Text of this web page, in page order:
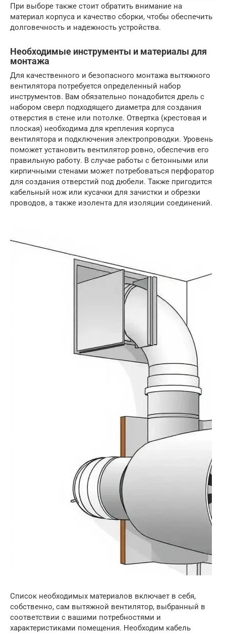
При выборе также стоит обратить внимание на
материал корпуса и качество сборки, чтобы обеспечить
долговечность и надежность устройства.
Необходимые инструменты и материалы для
монтажа
Для качественного и безопасного монтажа вытяжного
вентилятора потребуется определенный набор
инструментов. Вам обязательно понадобится дрель с
набором сверл подходящего диаметра для создания
отверстия в стене или потолке. Отвертка (крестовая и
плоская) необходима для крепления корпуса
вентилятора и подключения электропроводки. Уровень
поможет установить вентилятор ровно, обеспечив его
правильную работу. В случае работы с бетонными или
кирпичными стенами может потребоваться перфоратор
для создания отверстий под дюбели. Также пригодится
кабельный нож или кусачки для зачистки и обрезки
проводов, а также изолента для изоляции соединений.
Список необходимых материалов включает в себя,
собственно, сам вытяжной вентилятор, выбранный в
соответствии с вашими потребностями и
характеристиками помещения. Необходим кабель